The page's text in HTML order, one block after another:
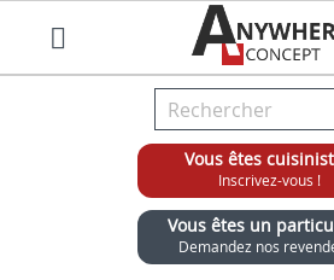
Vous êtes
Inscrivez-vous !
Vous êtes un
Demandez nos